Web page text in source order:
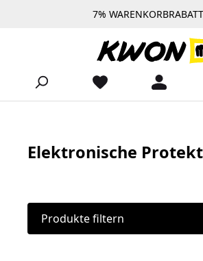
Zum Hauptinhalt springen
7%
Elektronische
Produkte filtern